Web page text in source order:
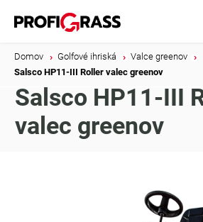
Domov Golfové ihriská Valce greenov
Salsco HP11-III Roller valec greenov
Salsco HP11-III
valec greenov